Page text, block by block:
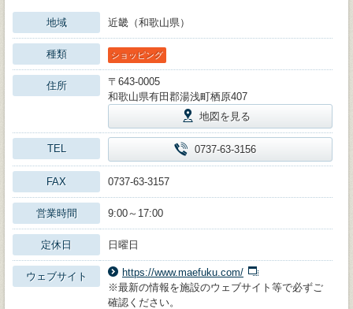
地域 近畿（和歌山県）
種類 ショッピング
住所
〒643-0005
和歌山県有田郡湯浅町栖原407
地図を見る
TEL 0737-63-3156
FAX 0737-63-3157
営業時間 9:00～17:00
定休日 日曜日
ウェブサイト
https://www.maefuku.com/
※最新の情報を施設のウェブサイト等で必ずご
確認ください。